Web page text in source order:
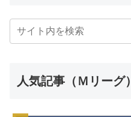
人気記事（Ｍリーグ）